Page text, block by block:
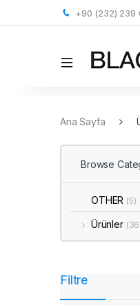
+90 (232) 239
Ana Sayfa
Browse
OTHER (5)
Ürünler
Filtre